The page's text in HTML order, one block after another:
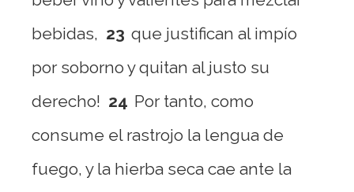
bebidas, 23 que justifican al impío
por soborno y quitan al justo su
derecho! 24 Por tanto, como
consume el rastrojo la lengua de
fuego, y la hierba seca cae ante la